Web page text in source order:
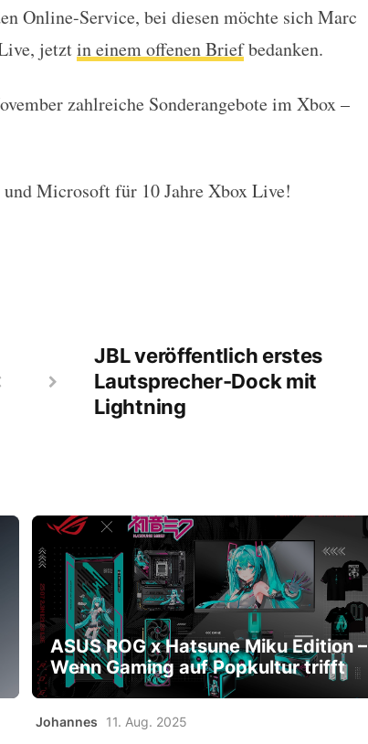
Online-Service, bei diesen möchte sich Marc
jetztin einem offenen Briefbedanken.
zahlreiche Sonderangebote im Xbox –
Microsoft für 10 Jahre Xbox Live!
JBL veröffentlich erstes
Lautsprecher-Dock mit
Lightning
ASUS ROG x Hatsune Miku Edition –
Wenn Gaming auf Popkultur trifft
Johannes 11. Aug. 2025